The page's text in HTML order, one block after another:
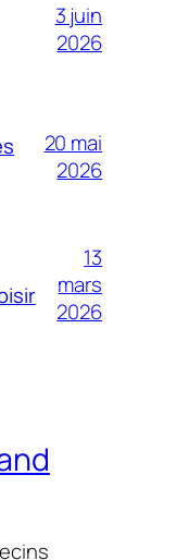
3 juin
2026
20 mai
2026
13
mars
2026